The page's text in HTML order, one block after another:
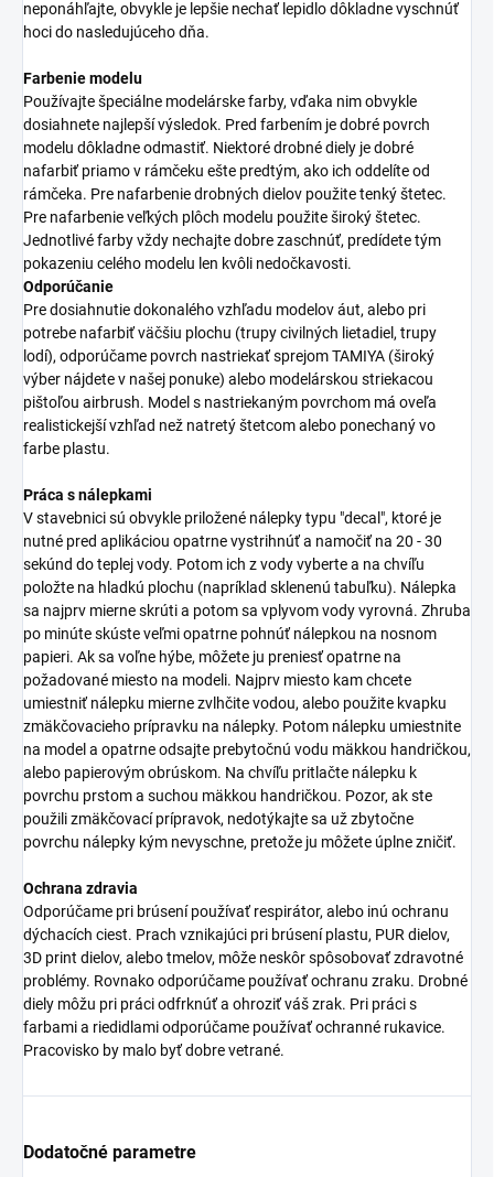
neponáhľajte, obvykle je lepšie nechať lepidlo dôkladne vyschnúť
hoci do nasledujúceho dňa.
Farbenie modelu
Používajte špeciálne modelárske farby, vďaka nim obvykle
dosiahnete najlepší výsledok. Pred farbením je dobré povrch
modelu dôkladne odmastiť. Niektoré drobné diely je dobré
nafarbiť priamo v rámčeku ešte predtým, ako ich oddelíte od
rámčeka. Pre nafarbenie drobných dielov použite tenký štetec.
Pre nafarbenie veľkých plôch modelu použite široký štetec.
Jednotlivé farby vždy nechajte dobre zaschnúť, predídete tým
pokazeniu celého modelu len kvôli nedočkavosti.
Odporúčanie
Pre dosiahnutie dokonalého vzhľadu modelov áut, alebo pri
potrebe nafarbiť väčšiu plochu (trupy civilných lietadiel, trupy
lodí), odporúčame povrch nastriekať sprejom TAMIYA (široký
výber nájdete v našej ponuke) alebo modelárskou striekacou
pištoľou airbrush. Model s nastriekaným povrchom má oveľa
realistickejší vzhľad než natretý štetcom alebo ponechaný vo
farbe plastu.
Práca s nálepkami
V stavebnici sú obvykle priložené nálepky typu "decal", ktoré je
nutné pred aplikáciou opatrne vystrihnúť a namočiť na 20 - 30
sekúnd do teplej vody. Potom ich z vody vyberte a na chvíľu
položte na hladkú plochu (napríklad sklenenú tabuľku). Nálepka
sa najprv mierne skrúti a potom sa vplyvom vody vyrovná. Zhruba
po minúte skúste veľmi opatrne pohnúť nálepkou na nosnom
papieri. Ak sa voľne hýbe, môžete ju preniesť opatrne na
požadované miesto na modeli. Najprv miesto kam chcete
umiestniť nálepku mierne zvlhčite vodou, alebo použite kvapku
zmäkčovacieho prípravku na nálepky. Potom nálepku umiestnite
na model a opatrne odsajte prebytočnú vodu mäkkou handričkou,
alebo papierovým obrúskom. Na chvíľu pritlačte nálepku k
povrchu prstom a suchou mäkkou handričkou. Pozor, ak ste
použili zmäkčovací prípravok, nedotýkajte sa už zbytočne
povrchu nálepky kým nevyschne, pretože ju môžete úplne zničiť.
Ochrana zdravia
Odporúčame pri brúsení používať respirátor, alebo inú ochranu
dýchacích ciest. Prach vznikajúci pri brúsení plastu, PUR dielov,
3D print dielov, alebo tmelov, môže neskôr spôsobovať zdravotné
problémy. Rovnako odporúčame používať ochranu zraku. Drobné
diely môžu pri práci odfrknúť a ohroziť váš zrak. Pri práci s
farbami a riedidlami odporúčame používať ochranné rukavice.
Pracovisko by malo byť dobre vetrané.
Dodatočné parametre